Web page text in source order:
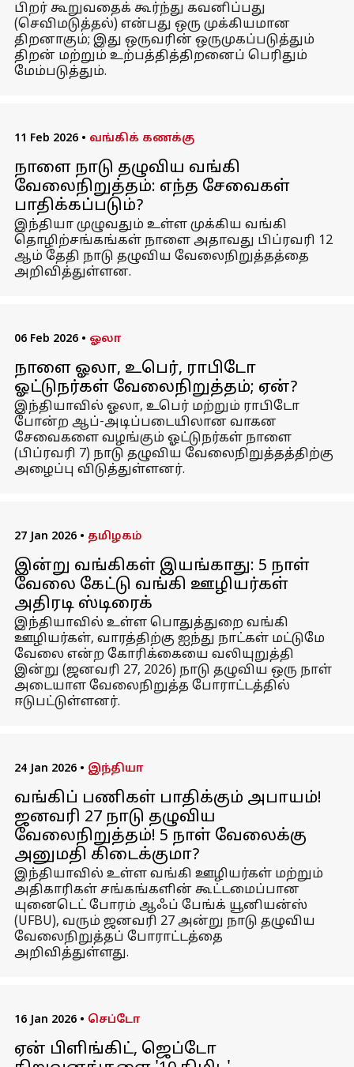
பிறர் கூறுவதைக் கூர்ந்து கவனிப்பது
(செவிமடுத்தல்) என்பது ஒரு முக்கியமான
திறனாகும்; இது ஒருவரின் ஒருமுகப்படுத்தும்
திறன் மற்றும் உற்பத்தித்திறனைப் பெரிதும்
மேம்படுத்தும்.
11 Feb 2026 • வங்கிக் கணக்கு
நாளை நாடு தழுவிய வங்கி
வேலைநிறுத்தம்: எந்த சேவைகள்
பாதிக்கப்படும்?
இந்தியா முழுவதும் உள்ள முக்கிய வங்கி
தொழிற்சங்கங்கள் நாளை அதாவது பிப்ரவரி 12
ஆம் தேதி நாடு தழுவிய வேலைநிறுத்தத்தை
அறிவித்துள்ளன.
06 Feb 2026 • ஓலா
நாளை ஓலா, உபெர், ராபிடோ
ஓட்டுநர்கள் வேலைநிறுத்தம்; ஏன்?
இந்தியாவில் ஓலா, உபெர் மற்றும் ராபிடோ
போன்ற ஆப்-அடிப்படையிலான வாகன
சேவைகளை வழங்கும் ஓட்டுநர்கள் நாளை
(பிப்ரவரி 7) நாடு தழுவிய வேலைநிறுத்தத்திற்கு
அழைப்பு விடுத்துள்ளனர்.
27 Jan 2026 • தமிழகம்
இன்று வங்கிகள் இயங்காது: 5 நாள்
வேலை கேட்டு வங்கி ஊழியர்கள்
அதிரடி ஸ்டிரைக்
இந்தியாவில் உள்ள பொதுத்துறை வங்கி
ஊழியர்கள், வாரத்திற்கு ஐந்து நாட்கள் மட்டுமே
வேலை என்ற கோரிக்கையை வலியுறுத்தி
இன்று (ஜனவரி 27, 2026) நாடு தழுவிய ஒரு நாள்
அடையாள வேலைநிறுத்த போராட்டத்தில்
ஈடுபட்டுள்ளனர்.
24 Jan 2026 • இந்தியா
வங்கிப் பணிகள் பாதிக்கும் அபாயம்!
ஜனவரி 27 நாடு தழுவிய
வேலைநிறுத்தம்! 5 நாள் வேலைக்கு
அனுமதி கிடைக்குமா?
இந்தியாவில் உள்ள வங்கி ஊழியர்கள் மற்றும்
அதிகாரிகள் சங்கங்களின் கூட்டமைப்பான
யுனைடெட் போரம் ஆஃப் பேங்க் யூனியன்ஸ்
(UFBU), வரும் ஜனவரி 27 அன்று நாடு தழுவிய
வேலைநிறுத்தப் போராட்டத்தை
அறிவித்துள்ளது.
16 Jan 2026 • செப்டோ
ஏன் பிளிங்கிட், ஜெப்டோ